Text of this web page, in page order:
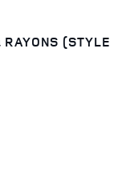
(STYLE